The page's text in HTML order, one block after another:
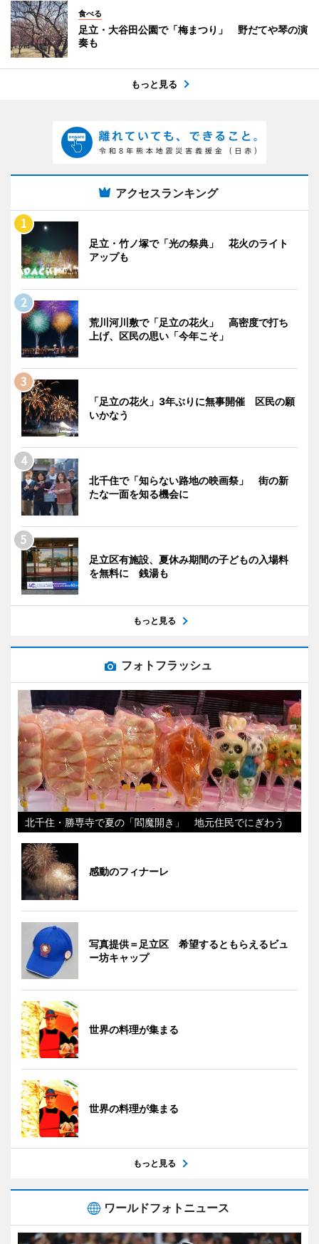
食べる
足立・大谷田公園で「梅まつり」 野だてや琴の演
奏も
もっと見る
アクセスランキング
足立・竹ノ塚で「光の祭典」 花火のライト
アップも
荒川河川敷で「足立の花火」 高密度で打ち
上げ、区民の思い「今年こそ」
「足立の花火」3年ぶりに無事開催 区民の願
いかなう
北千住で「知らない路地の映画祭」 街の新
たな一面を知る機会に
足立区有施設、夏休み期間の子どもの入場料
を無料に 銭湯も
もっと見る
フォトフラッシュ
北千住・勝専寺で夏の「閻魔開き」 地元住民でにぎわう
感動のフィナーレ
写真提供＝足立区 希望するともらえるビュ
ー坊キャップ
世界の料理が集まる
世界の料理が集まる
もっと見る
ワールドフォトニュース